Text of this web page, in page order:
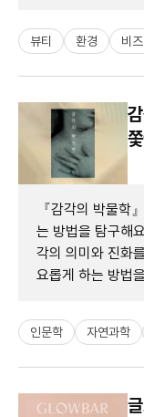
뷰티 환경 비
『감각의 박물학
는 방법을 탐구해
각의 의미와 진화
요롭게 하는 방법
인문학 자연과학